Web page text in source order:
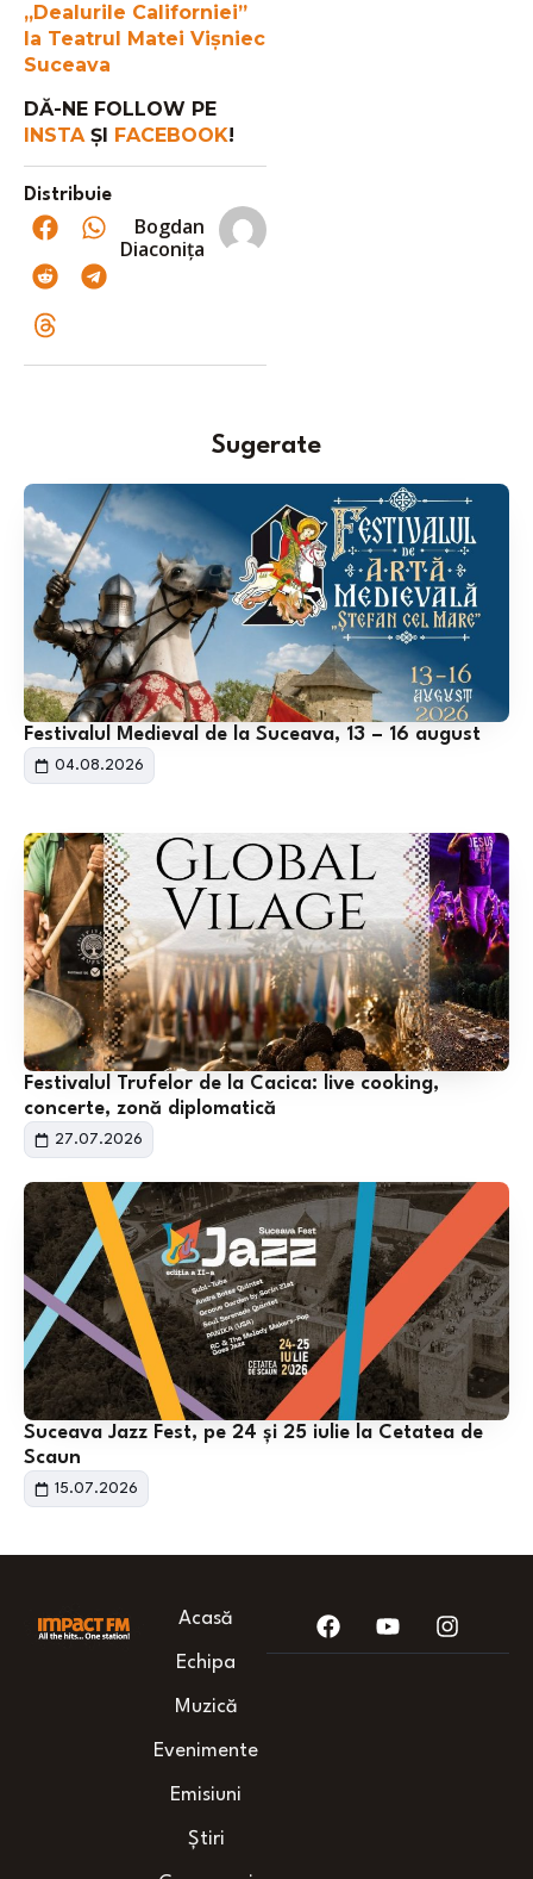
„Dealurile Californiei”
la Teatrul Matei Vișniec
Suceava
DĂ-NE FOLLOW PE
INSTA ȘI FACEBOOK!
Distribuie
Bogdan
Diaconița
Sugerate
Festivalul Medieval de la Suceava, 13 – 16 august
04.08.2026
Festivalul Trufelor de la Cacica: live cooking,
concerte, zonă diplomatică
27.07.2026
Suceava Jazz Fest, pe 24 și 25 iulie la Cetatea de
Scaun
15.07.2026
Acasă
Echipa
Muzică
Evenimente
Emisiuni
Știri